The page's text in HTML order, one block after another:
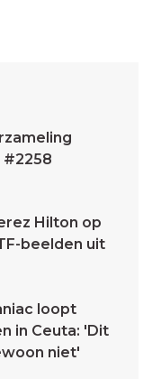
#2258
Hilton op
beelden uit
loopt
in Ceuta: 'Dit
niet'